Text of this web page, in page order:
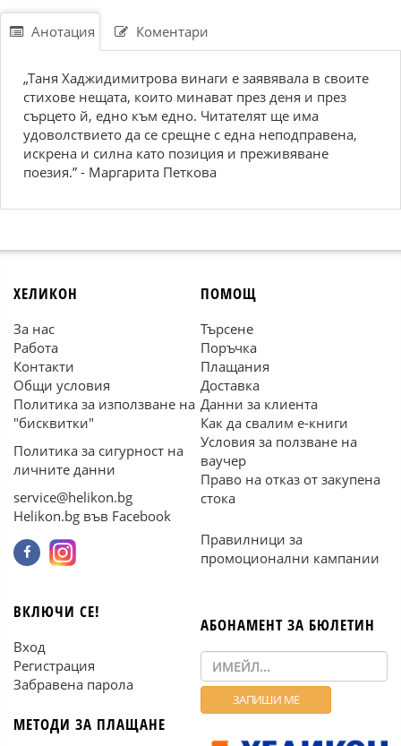
Анотация Коментари
„Таня Хаджидимитрова винаги е заявявала в своите
стихове нещата, които минават през деня и през
сърцето й, едно към едно. Читателят ще има
удоволствието да се срещне с една неподправена,
искрена и силна като позиция и преживяване
поезия.” - Маргарита Петкова
ХЕЛИКОН
За нас
Работа
Контакти
Общи условия
Политика за използване на
"бисквитки"
Политика за сигурност на
личните данни
service@helikon.bg
Helikon.bg във Facebook
ПОМОЩ
Търсене
Поръчка
Плащания
Доставка
Данни за клиента
Как да свалим е-книги
Условия за ползване на
ваучер
Право на отказ от закупена
стока
Правилници за
промоционални кампании
ВКЛЮЧИ СЕ!
Вход
Регистрация
Забравена парола
МЕТОДИ ЗА ПЛАЩАНЕ
АБОНАМЕНТ ЗА БЮЛЕТИН